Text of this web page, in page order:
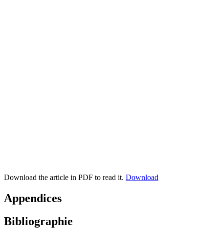
Download the article in PDF to read it. Download
Appendices
Bibliographie